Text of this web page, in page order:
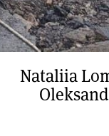
Nataliia